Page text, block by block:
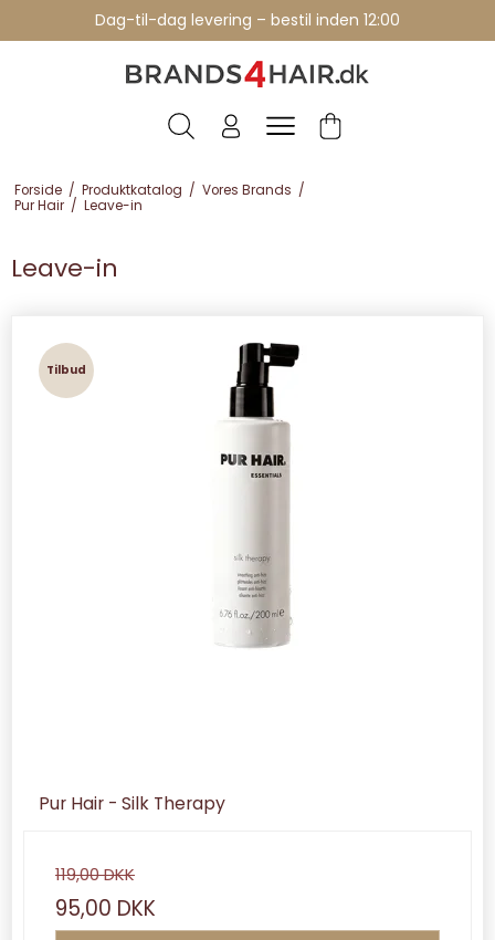
Dag-til-dag levering – bestil inden 12:00
Professionelle brands - over 15 års erfaring
Forside / Produktkatalog / Vores Brands /
Pur Hair / Leave-in
Leave-in
Tilbud
Pur Hair - Silk Therapy
119,00 DKK
95,00 DKK